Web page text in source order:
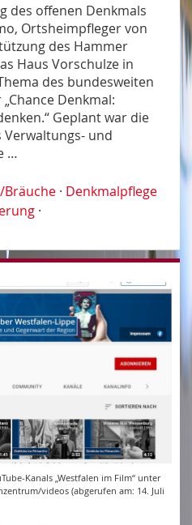
des offenen Denkmals
Ortsheimpfleger von
des Hammer
Haus Vorschulze in
des bundesweiten
Denkmal:
Geplant war die
Verwaltungs- und
…
· Denkmalpflege
·
Kanals „Westfalen im Film“ unter
videos (abgerufen am: 14. Juli